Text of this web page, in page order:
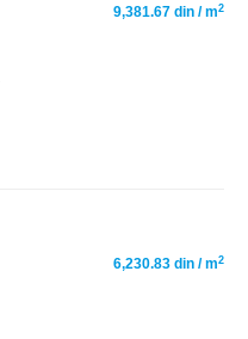
9,381.67 din / m2
6,230.83 din / m2